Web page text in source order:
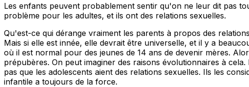
Les enfants peuvent probablement sentir qu'on ne leur dit pas
problème pour les adultes, et ils ont des relations sexuelles.
Qu'est-ce qui dérange vraiment les parents à propos des
Mais si elle est innée, elle devrait être universelle, et il y a
où il est normal pour des jeunes de 14 ans de devenir mères.
prépubères. On peut imaginer des raisons évolutionnaires à
pas que les adolescents aient des relations sexuelles. Ils les
infantile a toujours de la force.